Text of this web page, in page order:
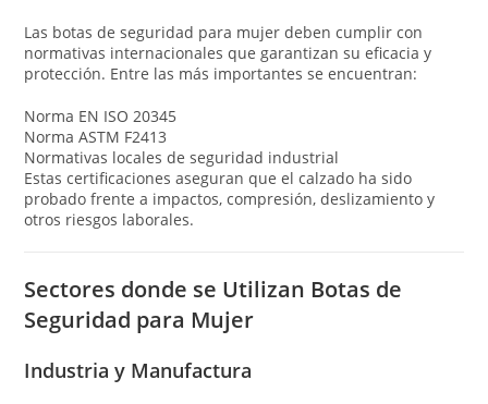
Las botas de seguridad para mujer deben cumplir con
normativas internacionales que garantizan su eficacia y
protección. Entre las más importantes se encuentran:
Norma EN ISO 20345
Norma ASTM F2413
Normativas locales de seguridad industrial
Estas certificaciones aseguran que el calzado ha sido
probado frente a impactos, compresión, deslizamiento y
otros riesgos laborales.
Sectores donde se Utilizan Botas de
Seguridad para Mujer
Industria y Manufactura